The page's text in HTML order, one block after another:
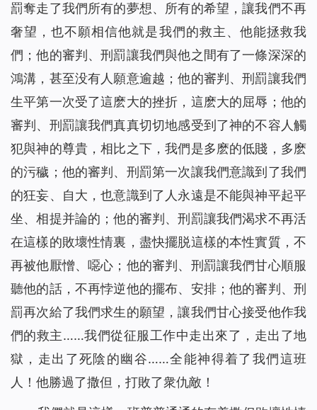
罰奪走了我們所有的夢想、所有的希望，讓我們不再
奢望，也不願相信他就是我們的救主、他能拯救我
們；他的審判、刑罰讓我們與他之間有了一條深深的
鴻溝，甚至没有人願意逾越；他的審判、刑罰讓我們
生平第一次受了這麽大的挫折，這麽大的屈辱；他的
審判、刑罰讓我們真真切切地感受到了神的不容人觸
犯與神的尊貴，相比之下，我們是多麽的低賤，多麽
的污穢；他的審判、刑罰第一次讓我們意識到了我們
的狂妄、自大，也意識到了人永遠是不能與神平起平
坐、相提并論的；他的審判、刑罰讓我們渴求不再活
在這樣的敗壞性情裏，盡快擺脱這樣的本性實質，不
再被他厭憎、噁心；他的審判、刑罰讓我們甘心順服
聽他的話，不再悖逆他的擺布、安排；他的審判、刑
罰再次給了我們求生的願望，讓我們甘心接受他作我
們的救主……我們從征服工作中走出來了，走出了地
獄，走出了死陰的幽谷……全能神得着了我們這班
人！他勝過了撒但，打敗了衆仇敵！